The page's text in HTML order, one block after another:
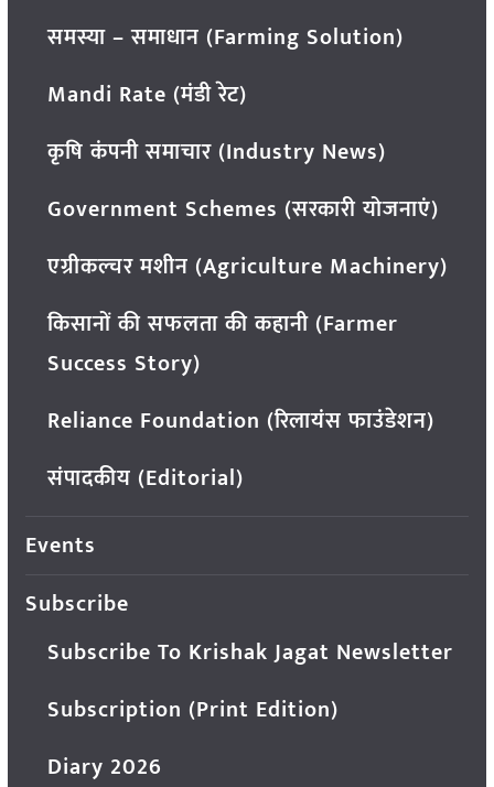
समस्या – समाधान (Farming Solution)
Mandi Rate (मंडी रेट)
कृषि कंपनी समाचार (Industry News)
Government Schemes (सरकारी योजनाएं)
एग्रीकल्चर मशीन (Agriculture Machinery)
किसानों की सफलता की कहानी (Farmer
Success Story)
Reliance Foundation (रिलायंस फाउंडेशन)
संपादकीय (Editorial)
Events
Subscribe
Subscribe To Krishak Jagat Newsletter
Subscription (Print Edition)
Diary 2026